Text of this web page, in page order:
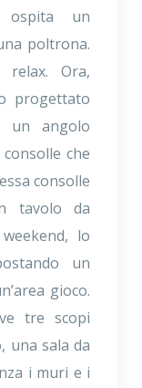
ospita un
poltrona.
Ora,
progettato
un angolo
che
consolle
tavolo da
lo
un
gioco.
tre scopi
una sala da
i muri e i